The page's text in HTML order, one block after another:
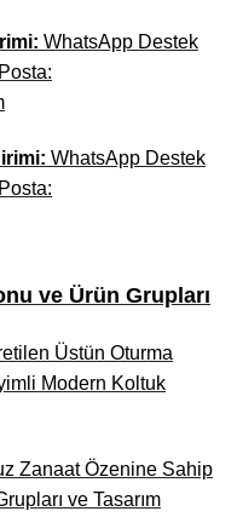
WhatsApp Destek
WhatsApp Destek
ve Ürün Grupları
Üstün Oturma
Modern Koltuk
Zanaat Özenine Sahip
ve Tasarım